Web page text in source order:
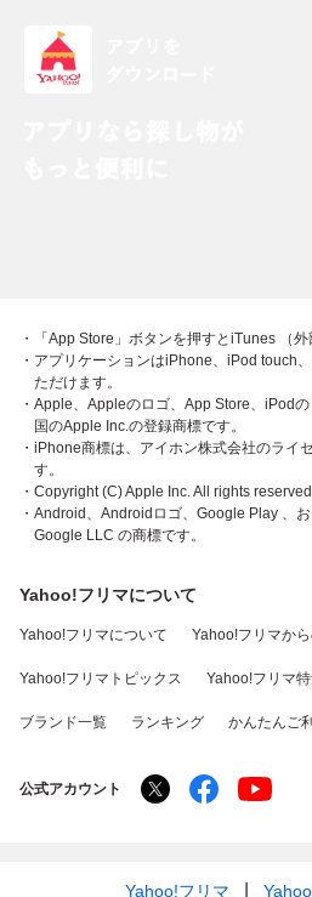
・「App Store」ボタンを押すとiTunes （外
・アプリケーションはiPhone、iPod touch
ただけます。
・Apple、Appleのロゴ、App Store、iPod
国のApple Inc.の登録商標です。
・iPhone商標は、アイホン株式会社のライ
す。
・Copyright (C) Apple Inc. All rights
・Android、Androidロゴ、Google Play 、
Google LLC の商標です。
Yahoo!フリマについて
Yahoo!フリマについて Yahoo!フリマか
Yahoo!フリマトピックス Yahoo!フリマ
ブランド一覧 ランキング かんたんご
公式アカウント
Yahoo!フリマ